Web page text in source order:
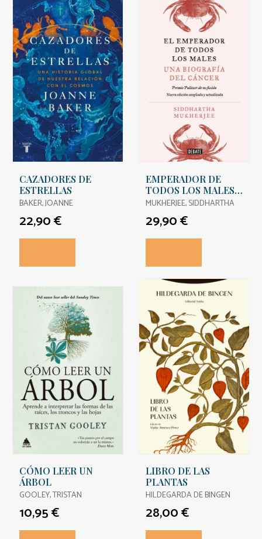
CAZADORES DE
ESTRELLAS
BAKER, JOANNE
22,90 €
EMPERADOR DE
TODOS LOS MALES,
EL. EDICION
MUKHERJEE, SIDDHARTHA
29,90 €
CÓMO LEER UN
ÁRBOL
GOOLEY, TRISTAN
10,95 €
LIBRO DE LAS
PLANTAS
HILDEGARDA DE BINGEN
28,00 €